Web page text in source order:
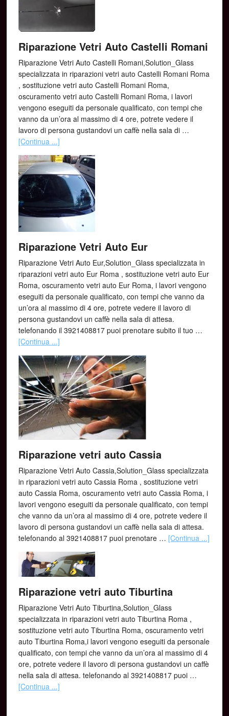
Riparazione Vetri Auto Castelli Romani
Riparazione Vetri Auto Castelli Romani,Solution_Glass
specializzata in riparazioni vetri auto Castelli Romani Roma
, sostituzione vetri auto Castelli Romani Roma,
oscuramento vetri auto Castelli Romani Roma, i lavori
vengono eseguiti da personale qualificato, con tempi che
vanno da un’ora al massimo di 4 ore, potrete vedere il
lavoro di persona gustandovi un caffè nella sala di …
[Continua ...]
Riparazione Vetri Auto Eur
Riparazione Vetri Auto Eur,Solution_Glass specializzata in
riparazioni vetri auto Eur Roma , sostituzione vetri auto Eur
Roma, oscuramento vetri auto Eur Roma, i lavori vengono
eseguiti da personale qualificato, con tempi che vanno da
un’ora al massimo di 4 ore, potrete vedere il lavoro di
persona gustandovi un caffè nella sala di attesa.
telefonando il 3921408817 puoi prenotare subito il tuo …
[Continua ...]
Riparazione vetri auto Cassia
Riparazione Vetri Auto Cassia,Solution_Glass specializzata
in riparazioni vetri auto Cassia Roma , sostituzione vetri
auto Cassia Roma, oscuramento vetri auto Cassia Roma, i
lavori vengono eseguiti da personale qualificato, con tempi
che vanno da un’ora al massimo di 4 ore, potrete vedere il
lavoro di persona gustandovi un caffè nella sala di attesa.
telefonando al 3921408817 puoi prenotare … [Continua ...]
Riparazione vetri auto Tiburtina
Riparazione Vetri Auto Tiburtina,Solution_Glass
specializzata in riparazioni vetri auto Tiburtina Roma ,
sostituzione vetri auto Tiburtina Roma, oscuramento vetri
auto Tiburtina Roma,i lavori vengono eseguiti da personale
qualificato, con tempi che vanno da un’ora al massimo di 4
ore, potrete vedere il lavoro di persona gustandovi un caffè
nella sala di attesa. telefonando al 3921408817 puoi …
[Continua ...]